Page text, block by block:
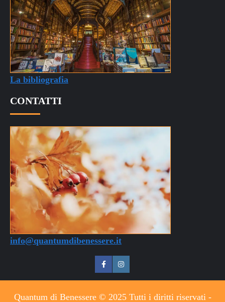
La bibliografia
CONTATTI
info@quantumdibenessere.it
Quantum di Benessere © 2025 Tutti i diritti riservati -